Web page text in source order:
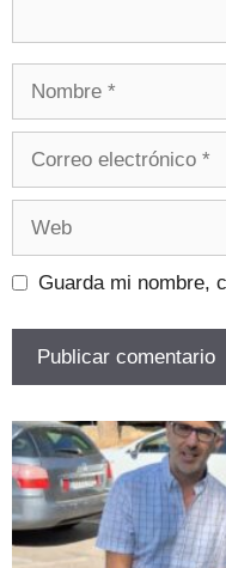
Guarda mi nombre,